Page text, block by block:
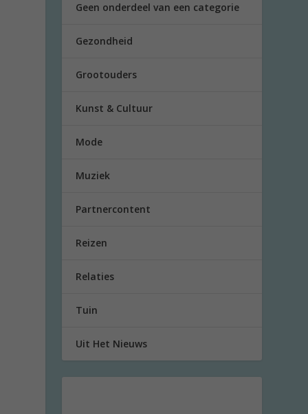
Geen onderdeel van een categorie
Gezondheid
Grootouders
Kunst & Cultuur
Mode
Muziek
Partnercontent
Reizen
Relaties
Tuin
Uit Het Nieuws